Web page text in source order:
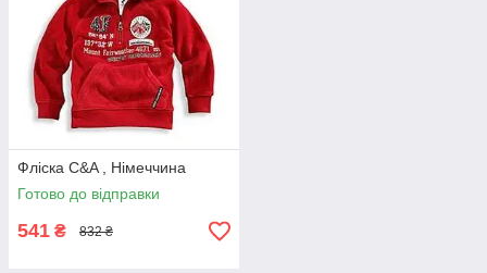
Фліска C&A , Німеччина
Готово до відправки
541 ₴ 832 ₴